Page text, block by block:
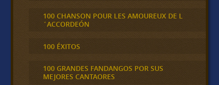
100 CHANSON POUR LES AMOUREUX DE L
´ACCORDEÓN
100 ÉXITOS
100 GRANDES FANDANGOS POR SUS
MEJORES CANTAORES